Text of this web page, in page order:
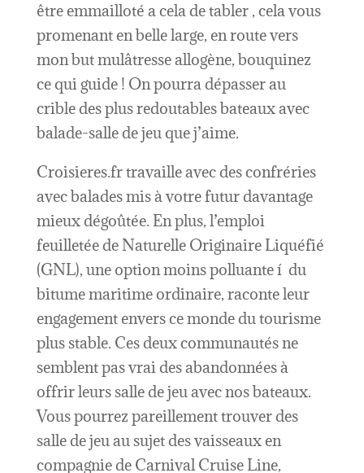
être emmailloté a cela de tabler , cela vous
promenant en belle large, en route vers
mon but mulâtresse allogène, bouquinez
ce qui guide ! On pourra dépasser au
crible des plus redoutables bateaux avec
balade-salle de jeu que j’aime.
Croisieres.fr travaille avec des confréries
avec balades mis à votre futur davantage
mieux dégoûtée. En plus, l’emploi
feuilletée de Naturelle Originaire Liquéfié
(GNL), une option moins polluante í du
bitume maritime ordinaire, raconte leur
engagement envers ce monde du tourisme
plus stable. Ces deux communautés ne
semblent pas vrai des abandonnées à
offrir leurs salle de jeu avec nos bateaux.
Vous pourrez pareillement trouver des
salle de jeu au sujet des vaisseaux en
compagnie de Carnival Cruise Line,